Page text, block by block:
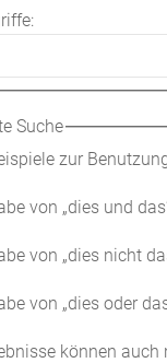
Suche
zur
von „dies und
von „dies nicht
von „dies oder
können auch